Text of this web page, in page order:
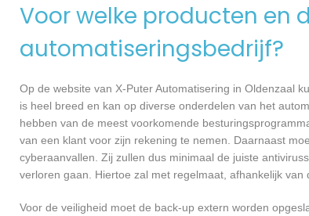
Voor welke producten en
automatiseringsbedrijf?
Op de website van X-Puter Automatisering in Oldenzaal
is heel breed en kan op diverse onderdelen van het
hebben van de meest voorkomende
van een klant voor zijn rekening te nemen. Daarnaast
cyberaanvallen. Zij zullen dus minimaal de juiste
verloren gaan. Hiertoe zal met regelmaat, afhankelijk
Voor de veiligheid moet de back-up extern worden